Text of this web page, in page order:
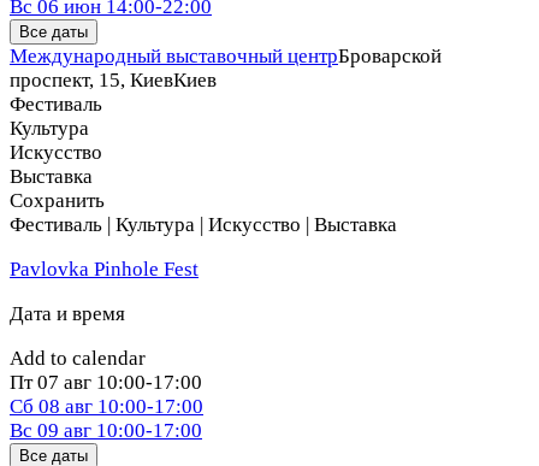
Вс 06 июн 14:00-22:00
Все даты
Международный выставочный центрБроварской
проспект, 15, КиевКиев
Фестиваль
Культура
Искусство
Выставка
Сохранить
Фестиваль | Культура | Искусство | Выставка
Pavlovka Pinhole Fest
Дата и время
Add to calendar
Пт 07 авг 10:00-17:00
Сб 08 авг 10:00-17:00
Вс 09 авг 10:00-17:00
Все даты